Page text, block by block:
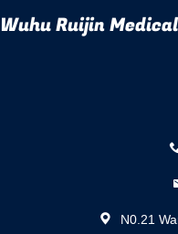
Wuhu Ruijin
N0.21